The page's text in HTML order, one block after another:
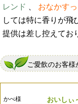
レンド
おなかす
しては特に香りが飛
提供は差し控えてお
ご愛飲のお客様
かべ様 おいしぃ